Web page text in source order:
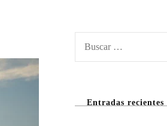
Entradas recientes